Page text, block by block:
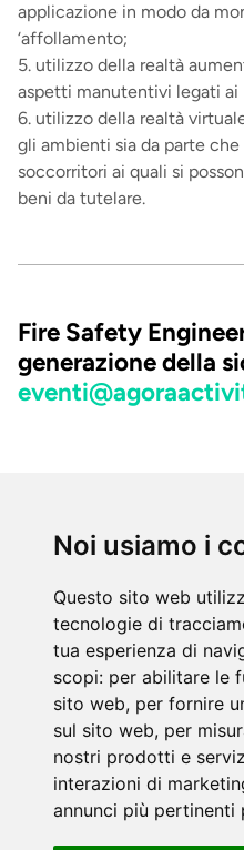
Noi usiamo i
Questo sito web
tecnologie di
tua esperienza di
scopi: per abilitare le
sito web, per fornire
sul sito web, per
nostri prodotti e
interazioni di
annunci più pertinenti
applicazione in modo da
‘affollamento;
5. utilizzo della realtà
aspetti manutentivi legati ai
6. utilizzo della realtà
gli ambienti sia da parte
soccorritori ai quali si
beni da tutelare.
Fire Safety
generazione della
tel.: +39) 06 42020605 |
mob. (+39) 392 3206688
email: evento@nextfse.it
© 2026 NextFSE. All
Agorà Activities S.r.l. P.IVA